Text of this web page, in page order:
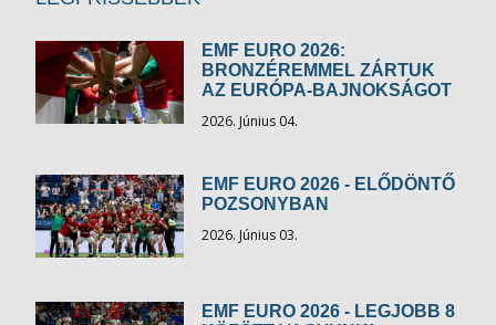
EMF EURO 2026:
BRONZÉREMMEL ZÁRTUK
AZ EURÓPA-BAJNOKSÁGOT
2026. Június 04.
EMF EURO 2026 - ELŐDÖNTŐ
POZSONYBAN
2026. Június 03.
EMF EURO 2026 - LEGJOBB 8